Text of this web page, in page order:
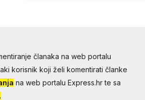
članaka na web portalu
korisnik koji želi komentirati članke
na web portalu Express.hr te sa